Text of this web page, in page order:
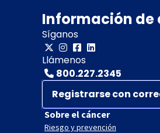
Información de
Síganos
Llámenos
800.227.2345
Registrarse con
Sobre el cáncer
Riesgo y prevención